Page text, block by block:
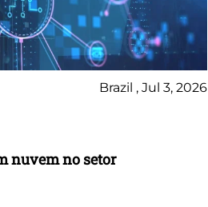
Brazil , Jul 3, 2026
nuvem no setor